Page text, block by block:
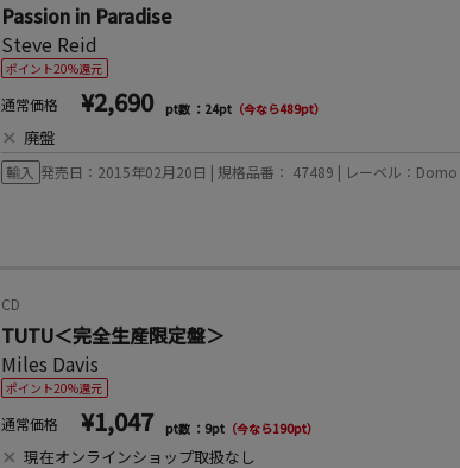
Passion in Paradise
Steve Reid
ポイント20%還元
通常価格 ¥2,690 pt数 ：24pt （今なら489pt）
× 廃盤
輸入 発売日：2015年02月20日 | 規格品番： 47489 | レーベル：
CD
TUTU＜完全生産限定盤＞
Miles Davis
ポイント20%還元
通常価格 ¥1,047 pt数 ：9pt （今なら190pt）
× 現在オンラインショップ取扱なし